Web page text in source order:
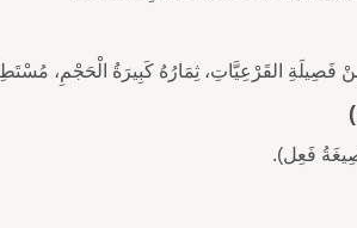
القَرْعِيَّاتِ، ثِمَارُهُ كَبِيرَةُ الْحَجْمِ،
فَعِل).